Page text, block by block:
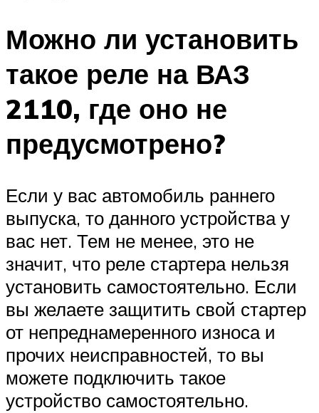
Можно ли установить
такое реле на ВАЗ
2110, где оно не
предусмотрено?
Если у вас автомобиль раннего
выпуска, то данного устройства у
вас нет. Тем не менее, это не
значит, что реле стартера нельзя
установить самостоятельно. Если
вы желаете защитить свой стартер
от непреднамеренного износа и
прочих неисправностей, то вы
можете подключить такое
устройство самостоятельно.